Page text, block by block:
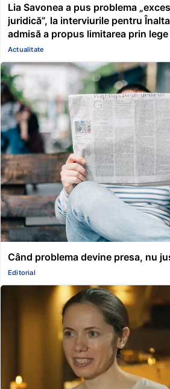
Lia Savonea a pus problema
juridică”, la interviurile pentru
admisă a propus limitarea prin
presei și societății civile în
Actualitate
Când problema devine presa, nu
Editorial